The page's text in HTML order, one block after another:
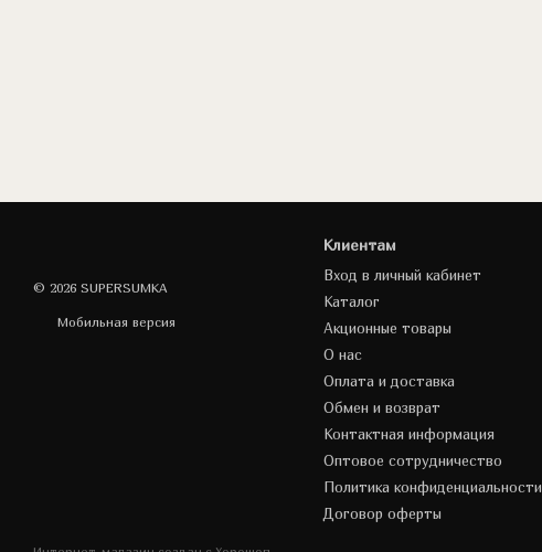
© 2026 SUPERSUMKA
Мобильная версия
Клиентам
Вход в личный кабинет
Каталог
Акционные товары
О нас
Оплата и доставка
Обмен и возврат
Контактная информация
Оптовое сотрудничество
Политика конфиденциальности
Договор оферты